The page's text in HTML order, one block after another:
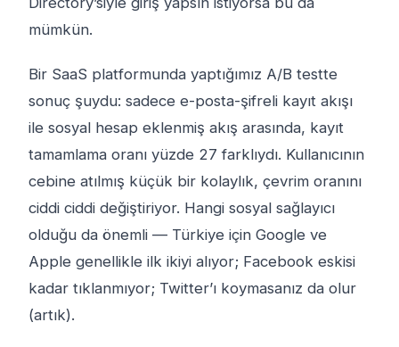
mümkün.
Bir SaaS platformunda yaptığımız A/B testte
sonuç şuydu: sadece e-posta-şifreli kayıt akışı
ile sosyal hesap eklenmiş akış arasında, kayıt
tamamlama oranı yüzde 27 farklıydı. Kullanıcının
cebine atılmış küçük bir kolaylık, çevrim oranını
ciddi ciddi değiştiriyor. Hangi sosyal sağlayıcı
olduğu da önemli — Türkiye için Google ve
Apple genellikle ilk ikiyi alıyor; Facebook eskisi
kadar tıklanmıyor; Twitter’ı koymasanız da olur
(artık).